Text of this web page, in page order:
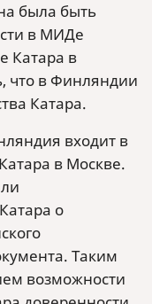
была быть
в МИДе
Катара в
что в Финляндии
Катара.
входит в
в Москве.
о
Таким
возможности